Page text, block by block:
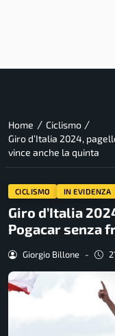
Home / Ciclismo /
Giro d’Italia 2024,
vince anche la quinta
CICLISMO IN EVIDENZA
Giro d’Italia
Pogacar senza
Giorgio Billone -